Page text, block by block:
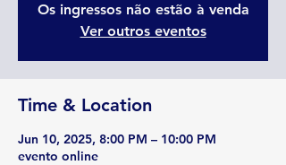
Os ingressos não estão à venda
Ver outros eventos
Time & Location
Jun 10, 2025, 8:00 PM – 10:00 PM
evento online